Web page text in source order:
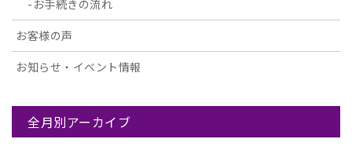
お手続きの流れ
お客様の声
お知らせ・イベント情報
全月別アーカイブ